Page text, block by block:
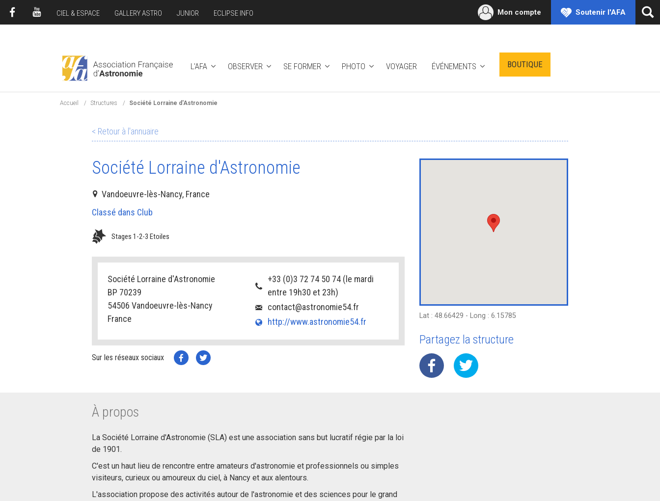
L'AFA OBSERVER SE FORMER PHOTO VOYAGER ÉVÉNEMENTS BOUTIQUE
CIEL & ESPACE GALLERY ASTRO JUNIOR ECLIPSE INFO Mon compte Soutenir l'AFA
Accueil Structures Société Lorraine d'Astronomie
< Retour à l'annuaire
Société Lorraine d'Astronomie
Vandoeuvre-lès-Nancy, France
Classé dans Club
Stages 1-2-3 Etoiles
Société Lorraine d'Astronomie
BP 70239
54506 Vandoeuvre-lès-Nancy
France
+33 (0)3 72 74 50 74 (le mardi
entre 19h30 et 23h)
contact@astronomie54.fr
http://www.astronomie54.fr
Sur les réseaux sociaux
Lat : 48.66429 - Long : 6.15785
Partagez la structure
À propos
La Société Lorraine d'Astronomie (SLA) est une association sans but lucratif régie par la loi
de 1901.
C'est un haut lieu de rencontre entre amateurs d'astronomie et professionnels ou simples
visiteurs, curieux ou amoureux du ciel, à Nancy et aux alentours.
L'association propose des activités autour de l'astronomie et des sciences pour le grand